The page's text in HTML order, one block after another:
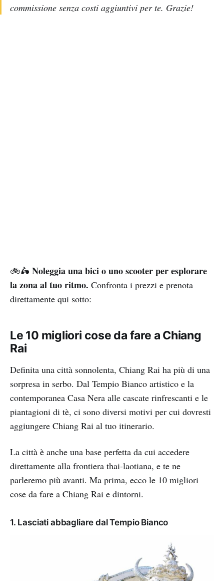
commissione senza costi aggiuntivi per te. Grazie!
🚲🛵 Noleggia una bici o uno scooter per esplorare
la zona al tuo ritmo. Confronta i prezzi e prenota
direttamente qui sotto:
Le 10 migliori cose da fare a Chiang
Rai
Definita una città sonnolenta, Chiang Rai ha più di una
sorpresa in serbo. Dal Tempio Bianco artistico e la
contemporanea Casa Nera alle cascate rinfrescanti e le
piantagioni di tè, ci sono diversi motivi per cui dovresti
aggiungere Chiang Rai al tuo itinerario.
La città è anche una base perfetta da cui accedere
direttamente alla frontiera thai-laotiana, e te ne
parleremo più avanti. Ma prima, ecco le 10 migliori
cose da fare a Chiang Rai e dintorni.
1. Lasciati abbagliare dal Tempio Bianco